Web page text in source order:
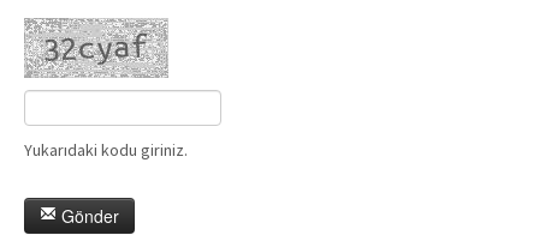
Yukarıdaki kodu giriniz.
Gönder